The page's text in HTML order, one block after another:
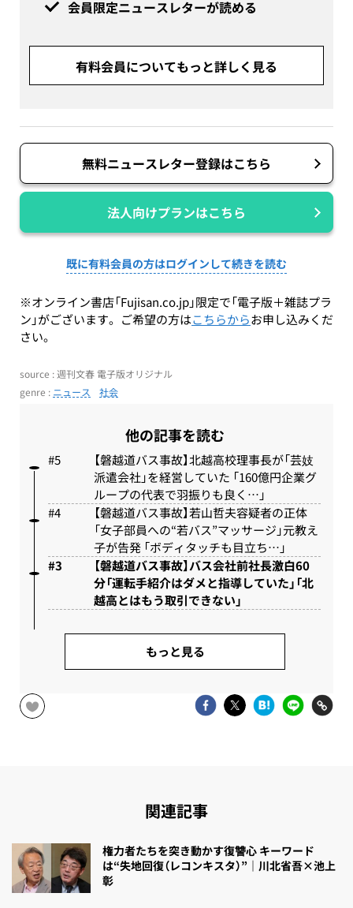
会員限定ニュースレターが読める
有料会員についてもっと詳しく見る
無料ニュースレター登録はこちら
法人向けプランはこちら
既に有料会員の方はログインして続きを読む
※オンライン書店「Fujisan.co.jp」限定で「電子版＋雑誌プラ
ン」がございます。ご希望の方はこちらからお申し込みくだ
さい。
source : 週刊文春 電子版オリジナル
genre : ニュース 社会
他の記事を読む
【磐越道バス事故】北越高校理事長が「芸妓
派遣会社」を経営していた 「160億円企業グ
ループの代表で羽振りも良く…」
【磐越道バス事故】若山哲夫容疑者の正体
「女子部員への“若バス”マッサージ」元教え
子が告発 「ボディタッチも目立ち…」
【磐越道バス事故】バス会社前社長激白60
分「運転手紹介はダメと指導していた」「北
越高とはもう取引できない」
もっと見る
関連記事
権力者たちを突き動かす復讐心 キーワード
は“失地回復（レコンキスタ）”｜川北省吾×池上
彰